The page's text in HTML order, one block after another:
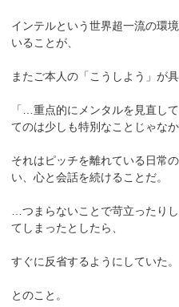
インテルという世界超一流の環
いることが、
またご本人の「こうしよう」が
「…重点的にメンタルを見直し
てのは少しも特別なことじゃなか
それはピッチを離れている日常
い、心と会話を続けることだ。
…つまらないことで苛立ったり
てしまったとしたら、
すぐに反省するようにしていた
とのこと。